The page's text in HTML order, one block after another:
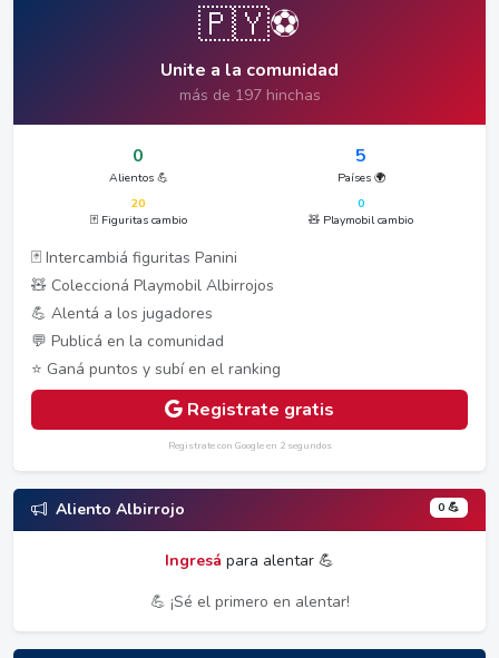
🇵🇾⚽
Unite a la comunidad
más de 197 hinchas
0
Alientos 💪
5
Países 🌍
20
🃏 Figuritas cambio
0
🧸 Playmobil cambio
🃏 Intercambiá figuritas Panini
🧸 Coleccioná Playmobil Albirrojos
💪 Alentá a los jugadores
💬 Publicá en la comunidad
⭐ Ganá puntos y subí en el ranking
Registrate gratis
Registrate con Google en 2 segundos
Aliento Albirrojo 0 💪
Ingresá para alentar 💪
💪 ¡Sé el primero en alentar!